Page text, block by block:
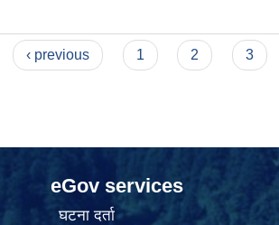
‹ previous 1 2 3
eGov services
घटना दर्ता